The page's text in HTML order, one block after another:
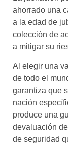
ahorrado una
a la edad de
colección de
a mitigar su
Al elegir una
de todo el
garantiza que
nación
produce una
devaluación
de seguridad